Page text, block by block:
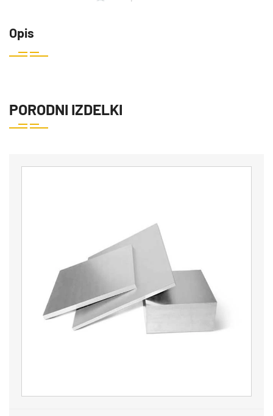
Opis
PORODNI IZDELKI